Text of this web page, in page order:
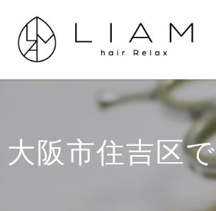
大阪市住吉区